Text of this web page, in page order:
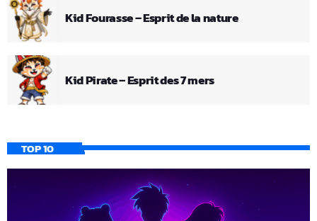
Kid Fourasse – Esprit de la nature
Kid Pirate – Esprit des 7 mers
TOP 10